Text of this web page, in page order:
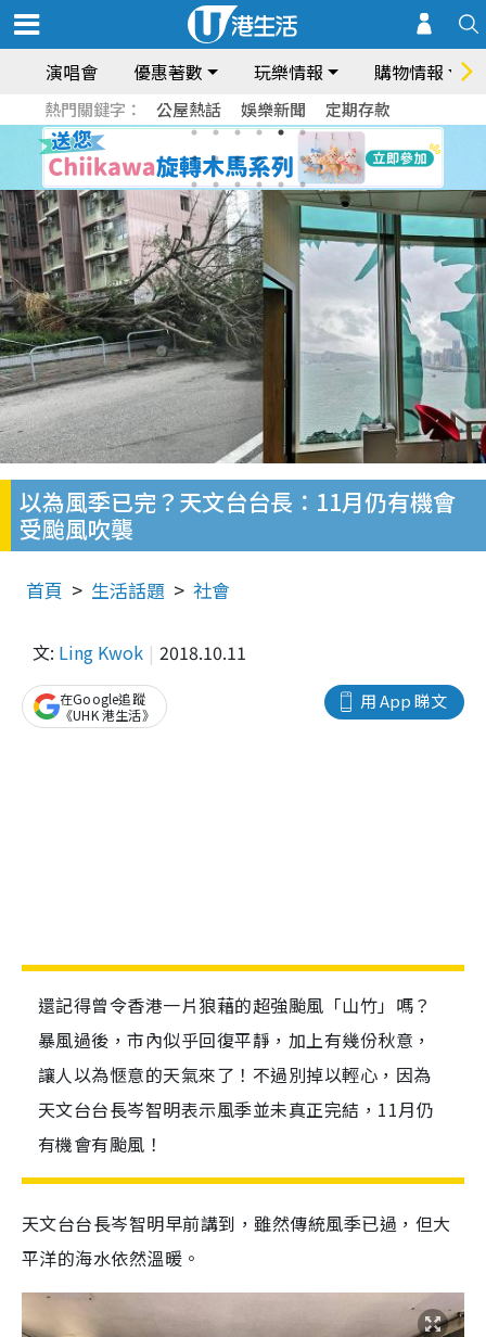
演唱會 優惠著數 玩樂情報 購物情報
熱門關鍵字： 公屋熱話 娛樂新聞 定期存款
以為風季已完？天文台台長：11月仍有機會
受颱風吹襲
首頁 生活話題 社會
文: Ling Kwok 2018.10.11
用 App 睇文
在Google追蹤
《UHK 港生活》
還記得曾令香港一片狼藉的超強颱風「山竹」嗎？
暴風過後，市內似乎回復平靜，加上有幾份秋意，
讓人以為愜意的天氣來了！不過別掉以輕心，因為
天文台台長岑智明表示風季並未真正完結，11月仍
有機會有颱風！
天文台台長岑智明早前講到，雖然傳統風季已過，但大
平洋的海水依然溫暖。